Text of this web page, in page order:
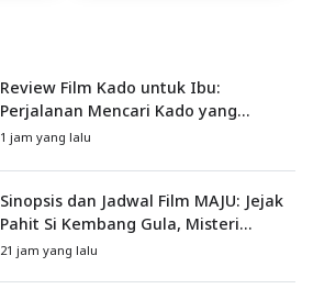
Review Film Kado untuk Ibu:
Perjalanan Mencari Kado yang
Mengajarkan Arti Keluarga
1 jam yang lalu
Sinopsis dan Jadwal Film MAJU: Jejak
Pahit Si Kembang Gula, Misteri
Hilangnya Bagas di Lokasi Jambore
21 jam yang lalu